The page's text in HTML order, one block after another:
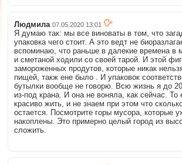
Людмила 07.05.2020 13:01
Я думаю так: мы все виноваты в том, что
упаковка чего стоит. А это ведт не
вспоминаю, что раньше в далекие времена в
и сметаной ходили со своей тарой. И этой
замороженных продутов, которые никак
пищей, такж ене было . И упаковок
бутылки вообще не говорю. Всю жизнь я до
из-под крана. И она не воняла, как сейчас. То
красиво жить, и не знаем при этом что
остается. Посмотрите горы мусора, которые
накоплены. Это примерно целый город из
сложить.